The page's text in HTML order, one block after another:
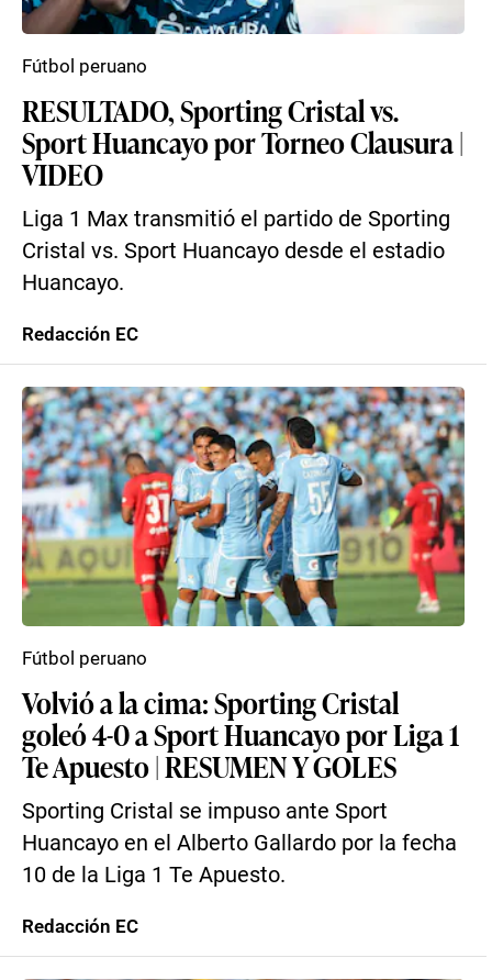
RESULTADO, Sporting Cristal vs.
Sport Huancayo por Torneo Clausura |
VIDEO
Liga 1 Max transmitió el partido de Sporting
Cristal vs. Sport Huancayo desde el estadio
Huancayo.
Fútbol peruano
Redacción EC
Volvió a la cima: Sporting Cristal
goleó 4-0 a Sport Huancayo por Liga 1
Te Apuesto | RESUMEN Y GOLES
Sporting Cristal se impuso ante Sport
Huancayo en el Alberto Gallardo por la fecha
10 de la Liga 1 Te Apuesto.
Fútbol peruano
Redacción EC